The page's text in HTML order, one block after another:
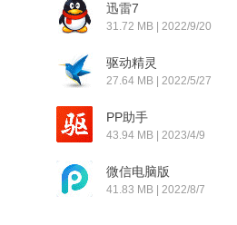
迅雷7
31.72 MB | 2022/9/20
驱动精灵
27.64 MB | 2022/5/27
PP助手
43.94 MB | 2023/4/9
微信电脑版
41.83 MB | 2022/8/7